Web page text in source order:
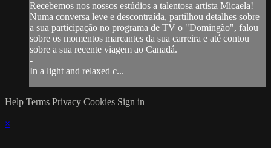
Recebemos nos nossos estúdios a talentosa artista Micaela!
Numa conversa leve e descontraída, partilhou detalhes sobre
a sua participação no programa de TV o "Domingão", falou
sobre os momentos marcantes da sua carreira e até contou
sobre a sua recente viagem ao Canadá.
-
In a light and relaxed c...
Help Terms Privacy Cookies Sign in
×